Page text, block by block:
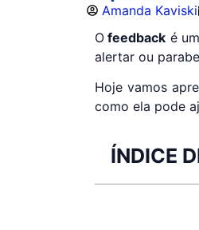
Amanda Kaviski
O feedback é
alertar ou
Hoje vamos
como ela pode
ÍNDICE